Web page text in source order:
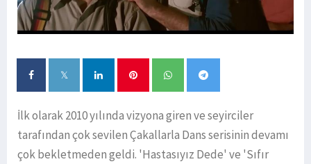
İlk olarak 2010 yılında vizyona giren ve seyirciler
tarafından çok sevilen Çakallarla Dans serisinin devamı
çok bekletmeden geldi. 'Hastasıyız Dede' ve 'Sıfır